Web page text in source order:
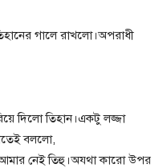
গালে রাখলো।অপরাধী
দিলো তিহান।একটু লজ্জা
বললো,
নেই তিহু।অযথা কারো উপর